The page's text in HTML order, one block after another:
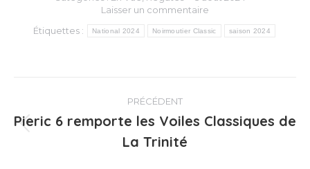
Laisser un commentaire
Étiquettes :
National 2024 Noirmoutier Classic saison 2024
Navigation
article
PRÉCÉDENT
précédent
Pieric 6 remporte les Voiles Classiques de
La Trinité